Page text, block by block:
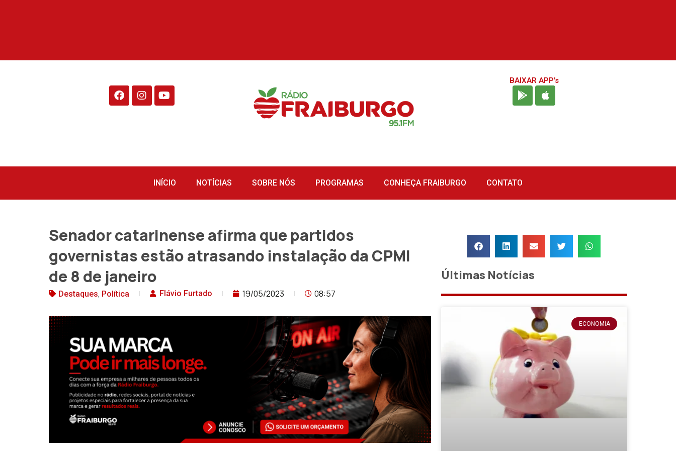
BAIXAR APP's
INÍCIO NOTÍCIAS SOBRE NÓS PROGRAMAS CONHEÇA FRAIBURGO CONTATO
Senador catarinense afirma que partidos
governistas estão atrasando instalação da CPMI
de 8 de janeiro
Destaques, Política Flávio Furtado 19/05/2023 08:57
Últimas Notícias
ECONOMIA